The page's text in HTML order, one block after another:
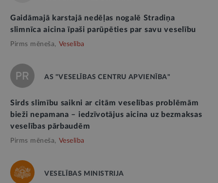
Gaidāmajā karstajā nedēļas nogalē Stradiņa
slimnīca aicina īpaši parūpēties par savu veselību
Pirms mēneša, Veselība
AS "VESELĪBAS CENTRU APVIENĪBA"
Sirds slimību saikni ar citām veselības problēmām
bieži nepamana – iedzīvotājus aicina uz bezmaksas
veselības pārbaudēm
Pirms mēneša, Veselība
VESELĪBAS MINISTRIJA